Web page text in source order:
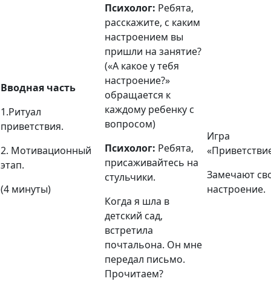
Вводная часть
1.Ритуал
приветствия.
2. Мотивационный
этап.
(4 минуты)
Психолог: Ребята,
расскажите, с каким
настроением вы
пришли на занятие?
(«А какое у тебя
настроение?»
обращается к
каждому ребенку с
вопросом)
Психолог: Ребята,
присаживайтесь на
стульчики.
Когда я шла в
детский сад,
встретила
почтальона. Он мне
передал письмо.
Прочитаем?
Игра
Замечают
настроение.